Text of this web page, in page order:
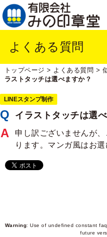
よくある質問
トップページ > よくある質問 >
ラストタッチは選べますか？
LINEスタンプ制作
イラストタッチは選
申し訳ございませんが
ります。マンガ風はお選
Warning: Use of undefined constant
future